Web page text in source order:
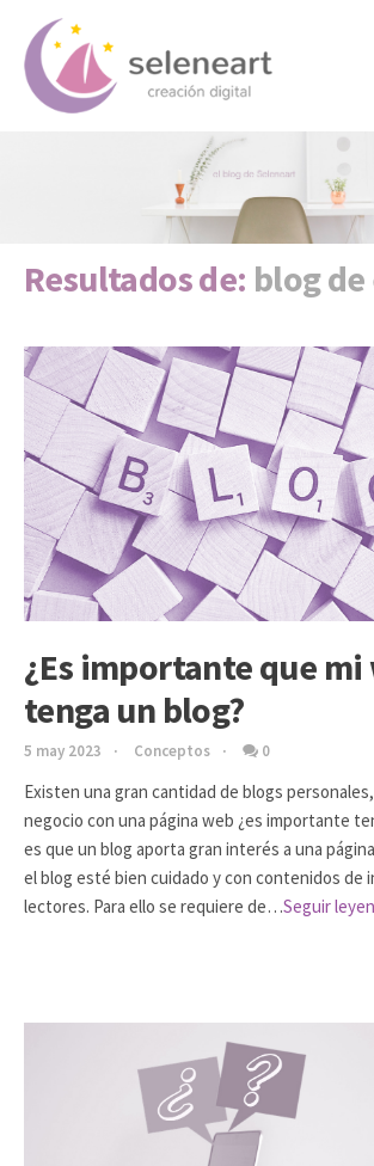
Resultados de: blog
¿Es importante que mi
tenga un blog?
5 may 2023 Conceptos 0
Existen una gran cantidad de blogs
negocio con una página web ¿es importante
es que un blog aporta gran interés a una
el blog esté bien cuidado y con contenidos de
lectores. Para ello se requiere de…Seguir